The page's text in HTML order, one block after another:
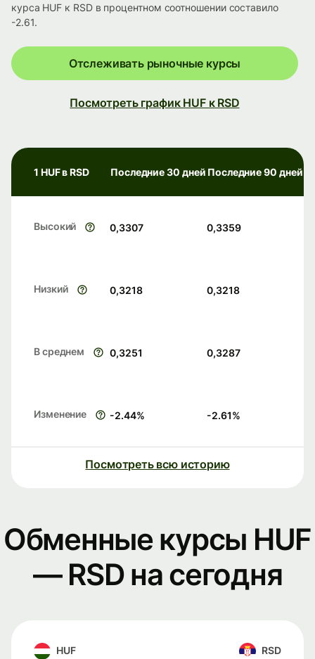
курса HUF к RSD в процентном соотношении составило
-2.61.
Отслеживать рыночные курсы
Посмотреть график HUF к RSD
1 HUF в RSD Последние 30 дней Последние 90 дней
Высокий 0,3307 0,3359
Низкий 0,3218 0,3218
В среднем 0,3251 0,3287
Изменение -2.44% -2.61%
Посмотреть всю историю
Обменные курсы HUF
— RSD на сегодня
HUF RSD